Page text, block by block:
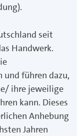
seit
Handwerk.
führen dazu,
ihre jeweilige
kann. Dieses
Anhebung
Jahren